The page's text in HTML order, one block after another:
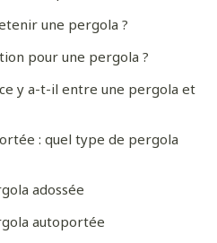
une pergola ?
pour une pergola ?
y a-t-il entre une pergola et
: quel type de pergola
adossée
autoportée